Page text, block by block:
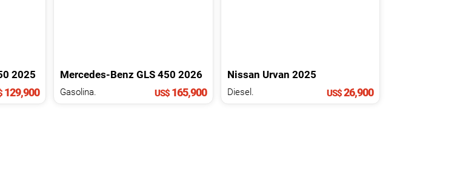
2025
129,900
Mercedes-Benz GLS 450 2026
Gasolina. US$165,900
Nissan Urvan 2025
Diesel. US$26,900